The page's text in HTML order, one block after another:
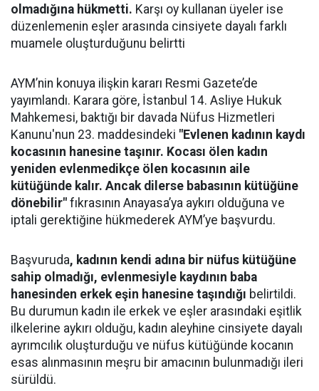
olmadığına hükmetti. Karşı oy kullanan üyeler ise
düzenlemenin eşler arasında cinsiyete dayalı farklı
muamele oluşturduğunu belirtti
AYM’nin konuya ilişkin kararı Resmi Gazete’de
yayımlandı. Karara göre, İstanbul 14. Asliye Hukuk
Mahkemesi, baktığı bir davada Nüfus Hizmetleri
Kanunu'nun 23. maddesindeki "Evlenen kadının kaydı
kocasının hanesine taşınır. Kocası ölen kadın
yeniden evlenmedikçe ölen kocasının aile
kütüğünde kalır. Ancak dilerse babasının kütüğüne
dönebilir" fıkrasının Anayasa’ya aykırı olduğuna ve
iptali gerektiğine hükmederek AYM’ye başvurdu.
Başvuruda, kadının kendi adına bir nüfus kütüğüne
sahip olmadığı, evlenmesiyle kaydının baba
hanesinden erkek eşin hanesine taşındığı belirtildi.
Bu durumun kadın ile erkek ve eşler arasındaki eşitlik
ilkelerine aykırı olduğu, kadın aleyhine cinsiyete dayalı
ayrımcılık oluşturduğu ve nüfus kütüğünde kocanın
esas alınmasının meşru bir amacının bulunmadığı ileri
sürüldü.